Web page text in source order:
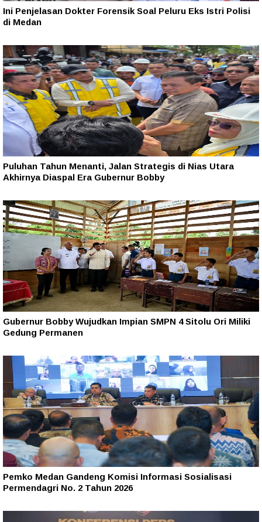
Ini Penjelasan Dokter Forensik Soal Peluru Eks Istri Polisi
di Medan
Puluhan Tahun Menanti, Jalan Strategis di Nias Utara
Akhirnya Diaspal Era Gubernur Bobby
Gubernur Bobby Wujudkan Impian SMPN 4 Sitolu Ori Miliki
Gedung Permanen
Pemko Medan Gandeng Komisi Informasi Sosialisasi
Permendagri No. 2 Tahun 2026